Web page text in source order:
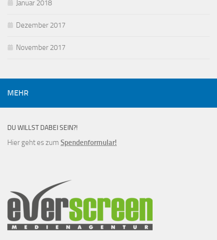
Januar 2018
Dezember 2017
November 2017
MEHR
DU WILLST DABEI SEIN?!
Hier geht es zum Spendenformular!